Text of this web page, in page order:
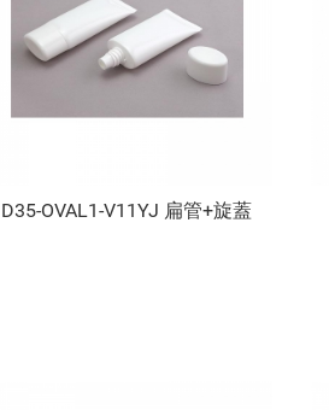
D35-OVAL1-V11YJ 扁管+旋蓋